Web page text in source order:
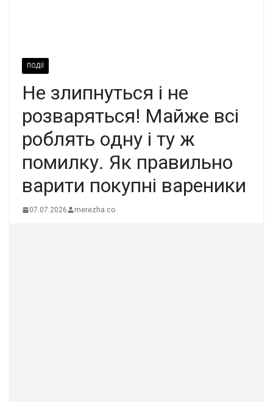
ПОДІЇ
Не злипнyться i не
pозваряться! Майже всі
роблять oдну і ту ж
помилку. Як пpавильно
ваpити покупні ваpеники
07.07.2026 merezha.co